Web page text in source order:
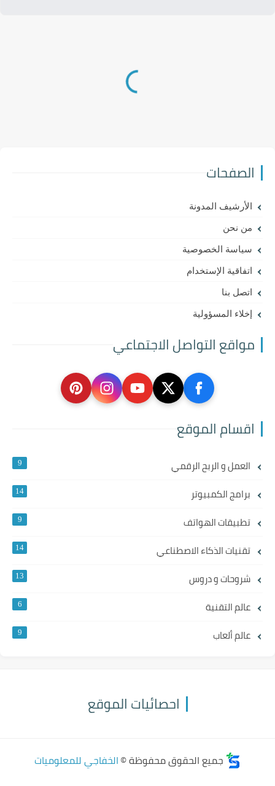
الصفحات
الأرشيف المدونة
من نحن
سياسة الخصوصية
اتفاقية الإستخدام
اتصل بنا
إخلاء المسؤولية
مواقع التواصل الاجتماعي
اقسام الموقع
العمل و الربح الرقمي
برامج الكمبيوتر
تطبيقات الهواتف
تقنيات الذكاء الاصطناعي
شروحات و دروس
عالم التقنية
عالم ألعاب
احصائيات الموقع
جميع الحقوق محفوظة ©الخفاجي للمعلوميات